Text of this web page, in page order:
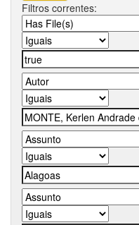
Filtros correntes: